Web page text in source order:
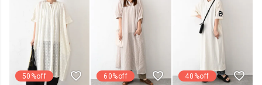
50%off 60%off 40%off